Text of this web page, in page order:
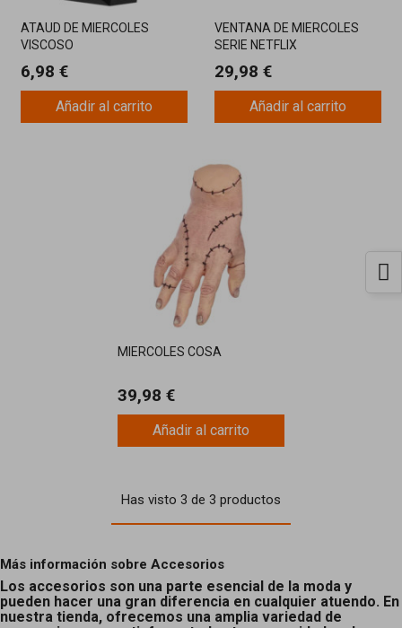
ATAUD DE MIERCOLES
VISCOSO
6,98 €
Añadir al carrito
VENTANA DE MIERCOLES
SERIE NETFLIX
29,98 €
Añadir al carrito
MIERCOLES COSA
39,98 €
Añadir al carrito
Has visto 3 de 3 productos
Más información sobre Accesorios
Los accesorios son una parte esencial de la moda y
pueden hacer una gran diferencia en cualquier atuendo. En
nuestra tienda, ofrecemos una amplia variedad de